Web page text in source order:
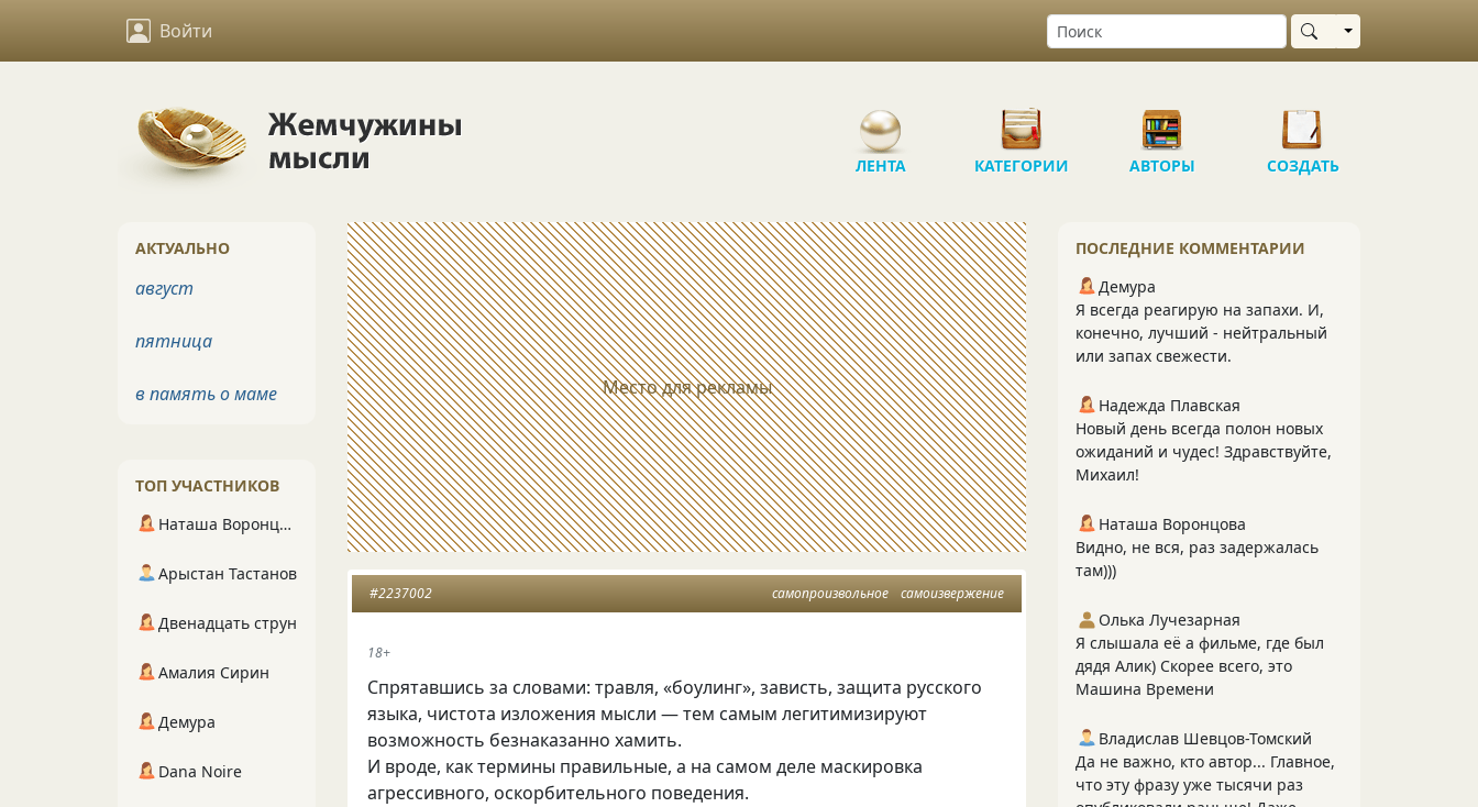
Войти Выбрать область
ЛЕНТА КАТЕГОРИИ АВТОРЫ СОЗДАТЬ
Место для рекламы
самопроизвольное самоизвержение
#2237002
18+
Спрятавшись за словами: травля, «боулинг», зависть, защита русского
языка, чистота изложения мысли — тем самым легитимизируют
возможность безнаказанно хамить.
И вроде, как термины правильные, а на самом деле маскировка
агрессивного, оскорбительного поведения.
ПОСЛЕДНИЕ КОММЕНТАРИИ
Демура
Я всегда реагирую на запахи. И,
конечно, лучший - нейтральный
или запах свежести.
Надежда Плавская
Новый день всегда полон новых
ожиданий и чудес! Здравствуйте,
Михаил!
Наташа Воронцова
Видно, не вся, раз задержалась
там)))
Олька Лучезарная
Я слышала её а фильме, где был
дядя Алик) Скорее всего, это
Машина Времени
Владислав Шевцов-Томский
Да не важно, кто автор... Главное,
что эту фразу уже тысячи раз
АКТУАЛЬНО
август
пятница
в память о маме
ТОП УЧАСТНИКОВ
Наташа Воронцова
Арыстан Тастанов
Двенадцать струн
Амалия Сирин
Демура
Dana Noire